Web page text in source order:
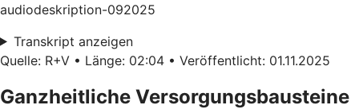
audiodeskription-092025
Transkript anzeigen
Quelle: R+V • Länge: 02:04 • Veröffentlicht: 01.11.2025
Ganzheitliche Versorgungsbausteine